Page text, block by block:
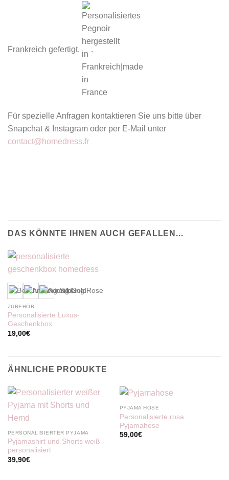
Frankreich gefertigt. .
Für spezielle Anfragen kontaktieren Sie uns bitte über
Snapchat & Instagram oder per E-Mail unter
contact@homedress.fr
DAS KÖNNTE IHNEN AUCH GEFALLEN...
ZUBEHÖR
Personalisierte Luxus-
Geschenkbox
19,00€
ÄHNLICHE PRODUKTE
PERSONALISIERTER PYJAMA
Pyjamashirt und Shorts weiß
personalisiert
39,90€
PYJAMA HOSE
Personalisierte rosa
Pyjamahose
59,00€